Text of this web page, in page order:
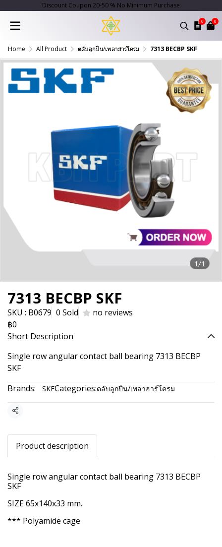
Discount Coupon 20-50 % No Minimum Purchase
0 0
Home All Product ตลับลูกปืน/เพลาฮาร์โครม 7313 BECBP SKF
1/1
7313 BECBP SKF
SKU : B0679 0 Sold
no reviews
฿0
Short Description
Single row angular contact ball bearing 7313 BECBP
SKF
Brands:
SKFCategories:ตลับลูกปืน/เพลาฮาร์โครม
Share
Product description
Single row angular contact ball bearing 7313 BECBP
SKF
SIZE 65x140x33 mm.
*** Polyamide cage